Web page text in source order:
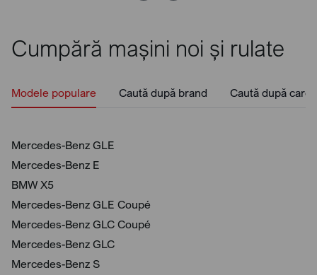
Cumpără mașini noi și rulate
Modele populare Caută după brand Caută după
Mercedes-Benz GLE
Mercedes-Benz E
BMW X5
Mercedes-Benz GLE Coupé
Mercedes-Benz GLC Coupé
Mercedes-Benz GLC
Mercedes-Benz S